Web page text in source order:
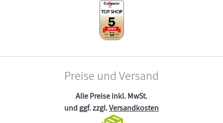
Preise und Versand
Alle Preise inkl. MwSt.
und ggf. zzgl.Versandkosten